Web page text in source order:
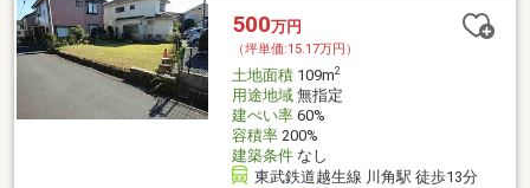
500万円
（坪単価:15.17万円）
土地面積109m2
用途地域無指定
建ぺい率60%
容積率200%
建築条件なし
東武鉄道越生線 川角駅 徒歩13分